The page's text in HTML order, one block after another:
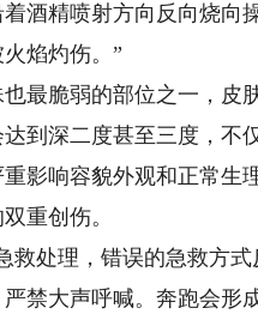
酒精喷射方向反向烧向
焰灼伤。”
脆弱的部位之一，皮
到深二度甚至三度，不
影响容貌外观和正常生
重创伤。
处理，错误的急救方式
禁大声呼喊。奔跑会形